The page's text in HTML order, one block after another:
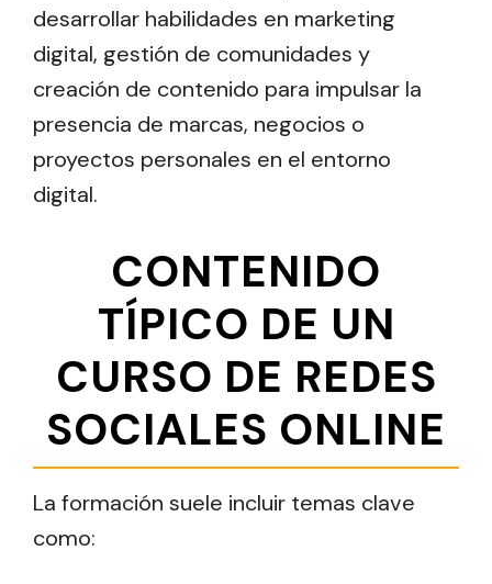
desarrollar habilidades en marketing
digital, gestión de comunidades y
creación de contenido para impulsar la
presencia de marcas, negocios o
proyectos personales en el entorno
digital.
CONTENIDO
TÍPICO DE UN
CURSO DE REDES
SOCIALES ONLINE
La formación suele incluir temas clave
como: